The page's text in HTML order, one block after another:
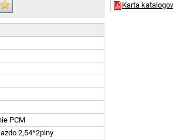
Karta
PCM
2,54*2piny